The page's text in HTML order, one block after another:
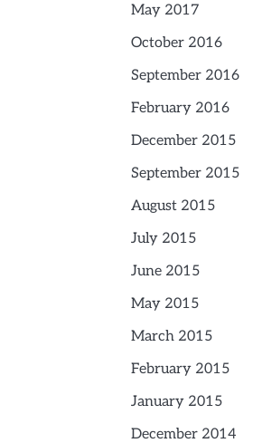
May 2017
October 2016
September 2016
February 2016
December 2015
September 2015
August 2015
July 2015
June 2015
May 2015
March 2015
February 2015
January 2015
December 2014